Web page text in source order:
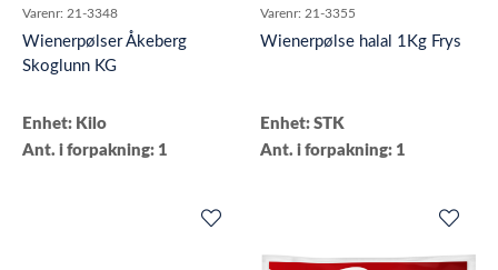
Varenr: 21-3348
Wienerpølser Åkeberg
Skoglunn KG
Enhet: Kilo
Ant. i forpakning: 1
Varenr: 21-3355
Wienerpølse halal 1Kg Frys
Enhet: STK
Ant. i forpakning: 1